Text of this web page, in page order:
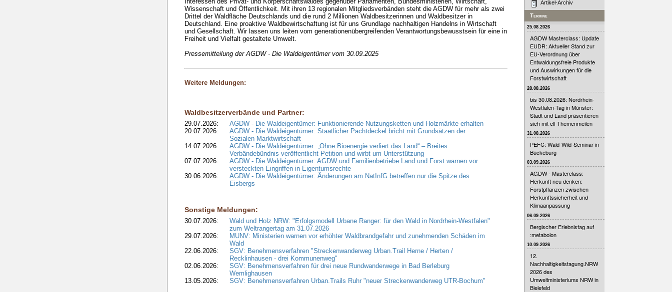
Wissenschaft und Öffentlichkeit. Mit ihren 13 regionalen Mitgliedsverbänden steht die AGDW für mehr als zwei
Drittel der Waldfläche Deutschlands und die rund 2 Millionen Waldbesitzerinnen und Waldbesitzer in
Deutschland. Eine proaktive Waldbewirtschaftung ist für uns Grundlage nachhaltigen Handelns in Wirtschaft
und Gesellschaft. Wir lassen uns leiten vom generationenübergreifenden Verantwortungsbewusstsein für eine in
Freiheit und Vielfalt gestaltete Umwelt.
Pressemitteilung der AGDW - Die Waldeigentümer vom 30.09.2025
Weitere Meldungen:
Waldbesitzerverbände und Partner:
29.07.2026:
AGDW - Die Waldeigentümer: Funktionierende Nutzungsketten und Holzmärkte erhalten
20.07.2026:
AGDW - Die Waldeigentümer: Staatlicher Pachtdeckel bricht mit Grundsätzen der
Sozialen Marktwirtschaft
14.07.2026:
AGDW - Die Waldeigentümer: „Ohne Bioenergie verliert das Land“ – Breites
Verbändebündnis veröffentlicht Petition und wirbt um Unterstützung
07.07.2026:
AGDW - Die Waldeigentümer: AGDW und Familienbetriebe Land und Forst warnen vor
versteckten Eingriffen in Eigentumsrechte
30.06.2026:
AGDW - Die Waldeigentümer: Änderungen am NatInfG betreffen nur die Spitze des
Eisbergs
Sonstige Meldungen:
30.07.2026:
Wald und Holz NRW: "Erfolgsmodell Urbane Ranger: für den Wald in Nordrhein-Westfalen"
zum Weltrangertag am 31.07.2026
29.07.2026:
MUNV: Ministerien warnen vor erhöhter Waldbrandgefahr und zunehmenden Schäden im
Wald
22.06.2026:
SGV: Benehmensverfahren "Streckenwanderweg Urban.Trail Herne / Herten /
Recklinhausen - drei Kommunenweg"
02.06.2026:
SGV: Benehmensverfahren für drei neue Rundwanderwege in Bad Berleburg
Wemlighausen
13.05.2026:
SGV: Benehmensverfahren Urban.Trails Ruhr "neuer Streckenwanderweg UTR-Bochum"
Artikel-Archiv
Termine
25.08.2026
AGDW Masterclass: Update
EUDR: Aktueller Stand zur
EU-Verordnung über
Entwaldungsfreie Produkte
und Auswirkungen für die
Forstwirtschaft
28.08.2026
bis 30.08.2026: Nordrhein-
Westfalen-Tag in Münster:
Stadt und Land präsentieren
sich mit elf Themenmeilen
31.08.2026
PEFC: Wald-Wild-Seminar in
Bückeburg
03.09.2026
AGDW - Masterclass:
Herkunft neu denken:
Forstpflanzen zwischen
Herkunftssicherheit und
Klimaanpassung
06.09.2026
Bergischer Erlebnistag auf
:metabolon
10.09.2026
12.
Nachhaltigkeitstagung.NRW
2026 des
Umweltministeriums NRW in
Bielefeld